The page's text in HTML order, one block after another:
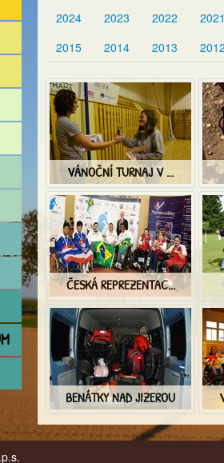
2024 2023 2022 2021
2015
2014 2013 2012
VÁNOČNÍ TURNAJ V ...
ČESKÁ REPREZENTAC...
BENÁTKY NAD JIZEROU